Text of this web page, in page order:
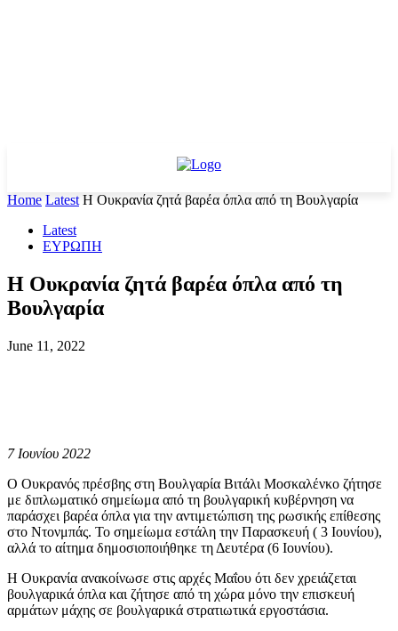
Home Latest Η Ουκρανία ζητά βαρέα όπλα από τη Βουλγαρία
Latest
ΕΥΡΩΠΗ
Η Ουκρανία ζητά βαρέα όπλα από τη
Βουλγαρία
June 11, 2022
7 Ιουνίου 2022
Ο Ουκρανός πρέσβης στη Βουλγαρία Βιτάλι Μοσκαλένκο ζήτησε
με διπλωματικό σημείωμα από τη βουλγαρική κυβέρνηση να
παράσχει βαρέα όπλα για την αντιμετώπιση της ρωσικής επίθεσης
στο Ντονμπάς. Το σημείωμα εστάλη την Παρασκευή ( 3 Ιουνίου),
αλλά το αίτημα δημοσιοποιήθηκε τη Δευτέρα (6 Ιουνίου).
Η Ουκρανία ανακοίνωσε στις αρχές Μαΐου ότι δεν χρειάζεται
βουλγαρικά όπλα και ζήτησε από τη χώρα μόνο την επισκευή
αρμάτων μάχης σε βουλγαρικά στρατιωτικά εργοστάσια.